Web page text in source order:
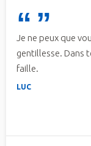
Je ne peux que
gentillesse. Dans
faille.
LUC